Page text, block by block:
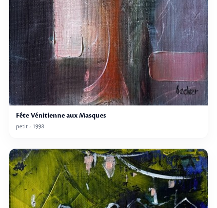
Fête Vénitienne aux Masques
petit - 1998